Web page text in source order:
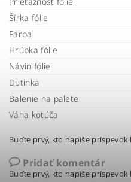
Šírka fólie
Farba
Hrúbka fólie
Návin fólie
Dutinka
Balenie na palete
Váha kotúča
Buďte prvý, kto napíše príspevok
Pridať komentár
Buďte prvý, kto napíše príspevok